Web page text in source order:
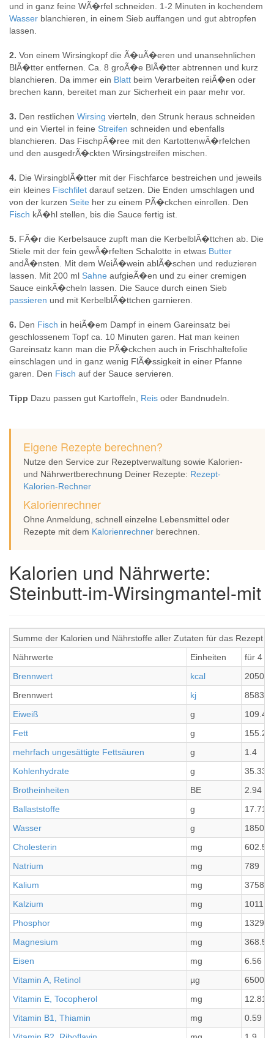
und in ganz feine WÃ�rfel schneiden. 1-2 Minuten in kochendem
Wasser blanchieren, in einem Sieb auffangen und gut abtropfen
lassen.
2. Von einem Wirsingkopf die Ã�uÃ�eren und unansehnlichen
BlÃ�tter entfernen. Ca. 8 groÃ�e BlÃ�tter abtrennen und kurz
blanchieren. Da immer ein Blatt beim Verarbeiten reiÃ�en oder
brechen kann, bereitet man zur Sicherheit ein paar mehr vor.
3. Den restlichen Wirsing vierteln, den Strunk heraus schneiden
und ein Viertel in feine Streifen schneiden und ebenfalls
blanchieren. Das FischpÃ�ree mit den KartottenwÃ�rfelchen
und den ausgedrÃ�ckten Wirsingstreifen mischen.
4. Die WirsingblÃ�tter mit der Fischfarce bestreichen und jeweils
ein kleines Fischfilet darauf setzen. Die Enden umschlagen und
von der kurzen Seite her zu einem PÃ�ckchen einrollen. Den
Fisch kÃ�hl stellen, bis die Sauce fertig ist.
5. FÃ�r die Kerbelsauce zupft man die KerbelblÃ�ttchen ab. Die
Stiele mit der fein gewÃ�rfelten Schalotte in etwas Butter
andÃ�nsten. Mit dem WeiÃ�wein ablÃ�schen und reduzieren
lassen. Mit 200 ml Sahne aufgieÃ�en und zu einer cremigen
Sauce einkÃ�cheln lassen. Die Sauce durch einen Sieb
passieren und mit KerbelblÃ�ttchen garnieren.
6. Den Fisch in heiÃ�em Dampf in einem Gareinsatz bei
geschlossenem Topf ca. 10 Minuten garen. Hat man keinen
Gareinsatz kann man die PÃ�ckchen auch in Frischhaltefolie
einschlagen und in ganz wenig FlÃ�ssigkeit in einer Pfanne
garen. Den Fisch auf der Sauce servieren.
Tipp Dazu passen gut Kartoffeln, Reis oder Bandnudeln.
Eigene Rezepte berechnen?
Nutze den Service zur Rezeptverwaltung sowie Kalorien-
und Nährwertberechnung Deiner Rezepte: Rezept-
Kalorien-Rechner
Kalorienrechner
Ohne Anmeldung, schnell einzelne Lebensmittel oder
Rezepte mit dem Kalorienrechner berechnen.
Kalorien und Nährwerte:
Steinbutt-im-Wirsingmantel-mit
Summe der Kalorien und Nährstoffe aller Zutaten für das Rezept
Nährwerte
Einheiten
für 4
Brennwert
kcal
2050.5
Brennwert
kj
8583
Eiweiß
g
109.47
Fett
g
155.22
mehrfach ungesättigte Fettsäuren
g
1.4
Kohlenhydrate
g
35.33
Brotheinheiten
BE
2.94
Ballaststoffe
g
17.71
Wasser
g
Cholesterin
mg
602.5
Natrium
mg
789
Kalium
mg
3758.5
Kalzium
mg
1011
Phosphor
mg
Magnesium
mg
368.5
Eisen
mg
6.56
Vitamin A, Retinol
µg
6500.8
Vitamin E, Tocopherol
mg
12.81
Vitamin B1, Thiamin
mg
0.59